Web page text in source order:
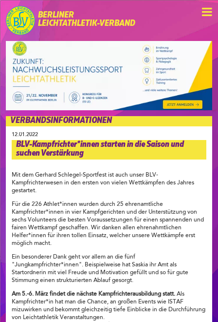
BERLINER
LEICHTATHLETIK-VERBAND
VERBANDSINFORMATIONEN
12.01.2022
BLV-Kampfrichter*innen starten in die Saison und
suchen Verstärkung
Mit dem Gerhard Schlegel-Sportfest ist auch unser BLV-
Kampfrichterwesen in den ersten von vielen Wettkämpfen des Jahres
gestartet.
Für die 226 Athlet*innen wurden durch 25 ehrenamtliche
Kampfrichter*innen in vier Kampfgerichten und der Unterstützung von
sechs Volunteers die besten Voraussetzungen für einen spannenden und
fairen Wettkampf geschaffen. Wir danken allen ehrenahmtlichen
Helfer*innen für ihren tollen Einsatz, welcher unsere Wettkämpfe erst
möglich macht.
Ein besonderer Dank geht vor allem an die fünf
"Jungkampfrichter*innen". Beispielweise hat Saskia ihr Amt als
Startordnerin mit viel Freude und Motivation gefüllt und so für gute
Stimmung einen strukturierten Ablauf gesorgt.
Am 5.-6. März findet die nächste Kampfrichterausbildung statt. Als
Kampfrichter*in hat man die Chance, an großen Events wie ISTAF
mizuwirken und bekommt gleichzeitig tiefe Einblicke in die Durchführung
von Leichtathletik Veranstaltungen.